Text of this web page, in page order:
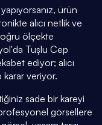
ürün
alıcı netlik ve
ölçekte
Tuşlu Cep
ediyor; alıcı
karar veriyor.
sade bir kareyi
görsellere